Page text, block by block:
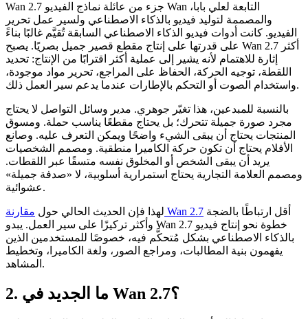
Wan 2.7 جزء من عائلة نماذج الفيديو Wan التابعة لعلي بابا،
والمصممة لتوليد فيديو بالذكاء الاصطناعي ولسير عمل تحرير
الفيديو. كانت أدوات فيديو الذكاء الاصطناعي السابقة تُقيَّم غالبًا بناءً
على قدرتها على إنتاج مقطع قصير جميل بصريًا. يصبح Wan 2.7 أكثر
إثارة للاهتمام لأنه يشير إلى عملية أكثر اقترابًا من الإنتاج: تحديد
اللقطة، توجيه الحركة، الحفاظ على المراجع، تحرير مواد موجودة،
واستخدام الصوت أو التحكم بالإطارات عندما يدعم سير العمل ذلك.
بالنسبة للمبدعين، هذا تغيّر جوهري. مدير وسائل التواصل لا يحتاج
مجرد صورة جميلة تتحرك؛ بل يحتاج مقطعًا يناسب حملة. ومسوق
المنتجات يحتاج أن يبقى الشيء واضحًا ويمكن التعرف عليه. وصانع
الأفلام يحتاج أن تكون حركة الكاميرا منطقية. ومصمم الشخصيات
يريد أن يبقى الشخص أو المخلوق نفسه متسقًا عبر اللقطات.
ومصمم العلامة التجارية يحتاج استمرارية أسلوبية، لا «صدفة جميلة»
عشوائية.
لهذا فإن الحديث الحالي حول مقارنة Wan 2.7
وأكثر تركيزًا على سير العمل. يبدو Wan 2.7 خطوة نحو إنتاج فيديو
بالذكاء الاصطناعي بشكل مُتحكَّم فيه، خصوصًا للمستخدمين الذين
يفهمون بنية المطالبات، ومراجع الصور، ولغة الكاميرا، وتخطيط
المشاهد.
2. ما الجديد في Wan 2.7؟